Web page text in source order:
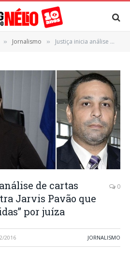
» Jornalismo » Justiça inicia análise de cartas rogatórias contra Jarvis Pavão que foram “esquecidas” por juíza
de cartas
Jarvis Pavão que
por juíza
0
2016 JORNALISMO